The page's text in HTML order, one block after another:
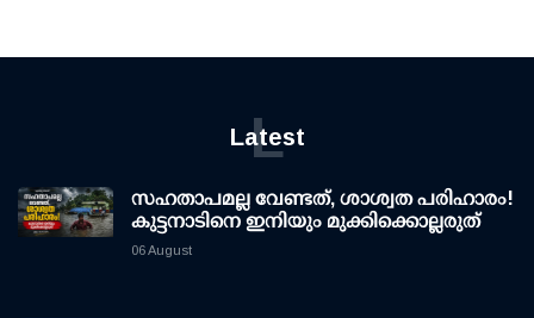
Latest
L
സഹതാപമല്ല വേണ്ടത്, ശാശ്വത പരിഹാരം!
കുട്ടനാടിനെ ഇനിയും മുക്കിക്കൊല്ലരുത്
06 August